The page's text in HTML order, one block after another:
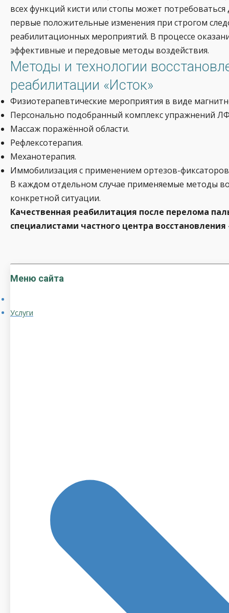
всех функций кисти или стопы может
первые положительные изменения при строгом
реабилитационных мероприятий. В процессе
эффективные и передовые методы воздействия.
Методы и технологии
реабилитации «Исток»
Физиотерапевтические мероприятия в виде
Персонально подобранный комплекс упражнений
Массаж поражённой области.
Рефлексотерапия.
Механотерапия.
Иммобилизация с применением ортезов-
В каждом отдельном случае применяемые методы
конкретной ситуации.
Качественная реабилитация после перелома
специалистами частного центра
Меню сайта
Услуги